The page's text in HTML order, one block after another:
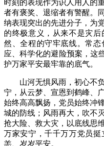
时刻的表现作为识人用人的
者有褒奖、退缩者有警醒。
纳表现突出的先进分子，为
的终极意义，从来不是灾
然、全程的守牢底线。常
应、科学化的避险预案，这
护万家平安最牢靠的底气。
山河无惧风雨，初心不负
宁，从云梦、宣恩到鹤峰、
始终高高飘扬，党员始终冲
城的防线；风雨再大，吹不
抢大险、救大灾，以底线思
万家安宁，千千万万党员
恙、岁岁平安。